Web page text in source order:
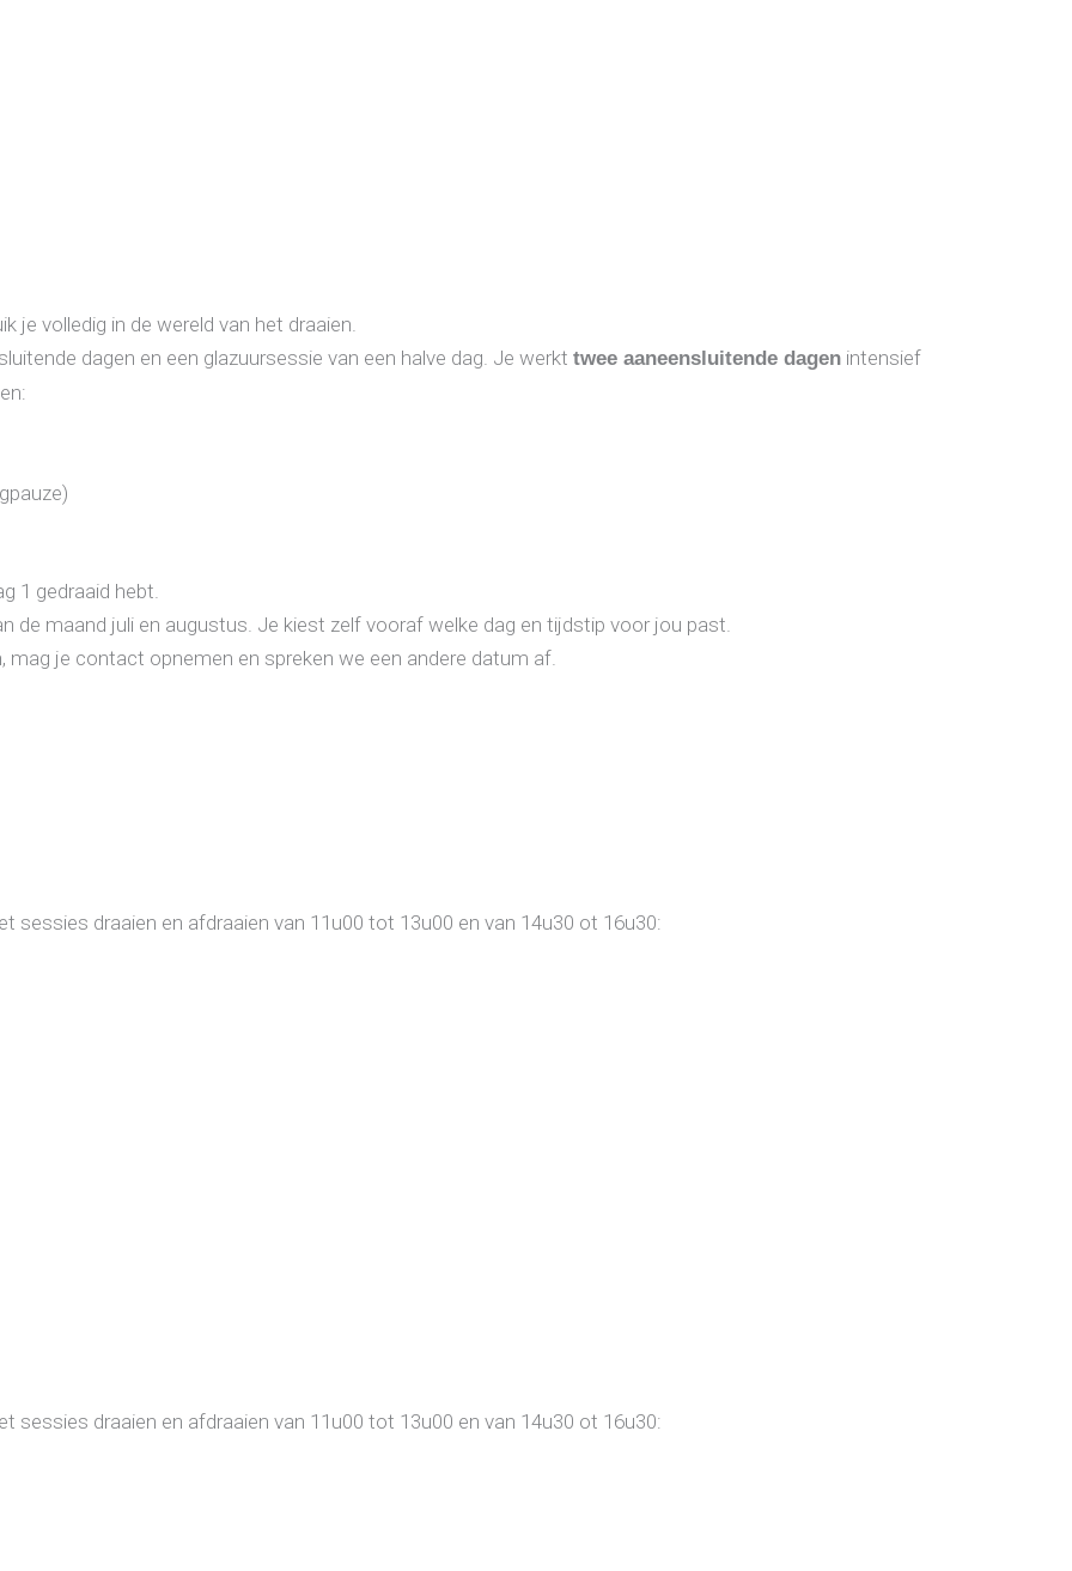
je volledig in de wereld van het draaien.
dagen en een glazuursessie van een halve dag. Je werkt twee aaneensluitende dagen intensief
1 gedraaid hebt.
de maand juli en augustus. Je kiest zelf vooraf welke dag en tijdstip voor jou past.
mag je contact opnemen en spreken we een andere datum af.
sessies draaien en afdraaien van 11u00 tot 13u00 en van 14u30 ot 16u30:
sessies draaien en afdraaien van 11u00 tot 13u00 en van 14u30 ot 16u30: